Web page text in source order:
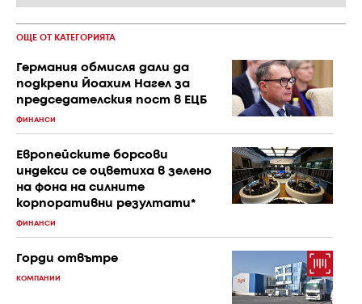
ОЩЕ ОТ КАТЕГОРИЯТА
Германия обмисля дали да
подкрепи Йоахим Нагел за
председателския пост в ЕЦБ
ФИНАНСИ
Европейските борсови
индекси се оцветиха в зелено
на фона на силните
корпоративни резултати*
ФИНАНСИ
Горди отвътре
КОМПАНИИ